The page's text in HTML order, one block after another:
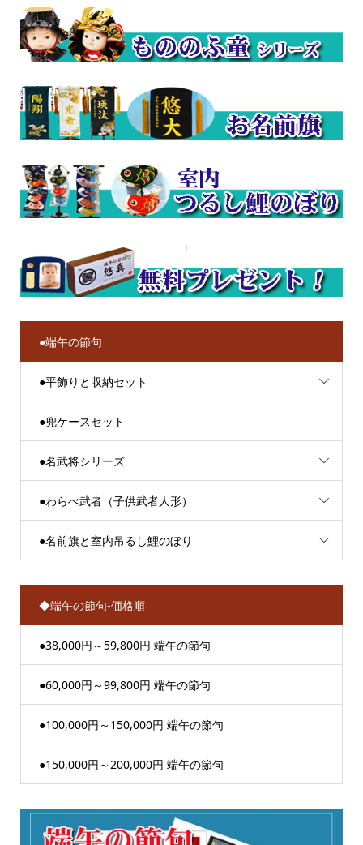
●端午の節句
●平飾りと収納セット
●兜ケースセット
●名武将シリーズ
●わらべ武者（子供武者人形）
●名前旗と室内吊るし鯉のぼり
◆端午の節句-価格順
●38,000円～59,800円 端午の節句
●60,000円～99,800円 端午の節句
●100,000円～150,000円 端午の節句
●150,000円～200,000円 端午の節句